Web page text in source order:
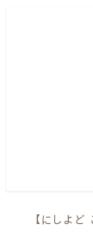
【にしよ